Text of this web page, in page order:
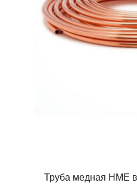
Труба медная HME